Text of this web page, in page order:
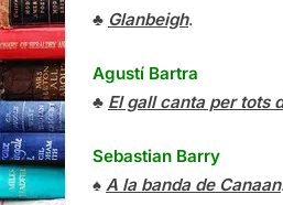
♣ Glanbeigh.
Agustí Bartra
♣ El gall canta per tots
Sebastian Barry
♠ A la banda de Canaan.